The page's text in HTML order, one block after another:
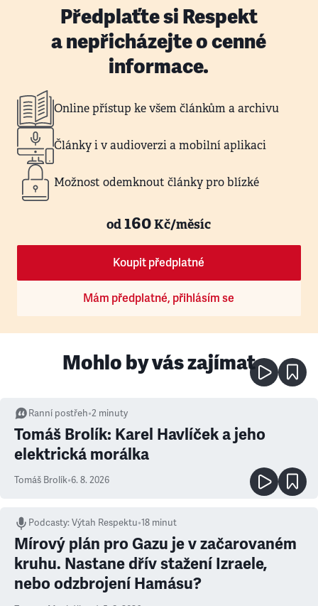
Předplaťte si Respekt
a nepřicházejte o cenné
informace.
Online přístup ke všem článkům a archivu
Články i v audioverzi a mobilní aplikaci
Možnost odemknout články pro blízké
od160Kč/měsíc
Koupit předplatné
Mám předplatné, přihlásím se
Mohlo by vás zajímat
Ranní postřeh•2 minuty
Tomáš Brolík: Karel Havlíček a jeho
elektrická morálka
Tomáš Brolík•6. 8. 2026
Podcasty:Výtah Respektu•18 minut
Mírový plán pro Gazu je v začarovaném
kruhu. Nastane dřív stažení Izraele,
nebo odzbrojení Hamásu?